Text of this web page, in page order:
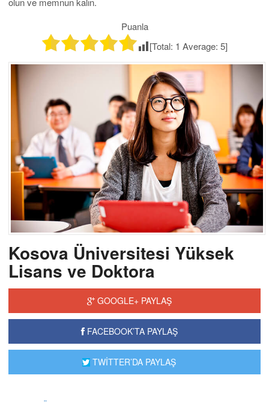
Puanla
[Total: 1 Average: 5]
Kosova Üniversitesi Yüksek
Lisans ve Doktora
GOOGLE+ PAYLAŞ
FACEBOOK’TA PAYLAŞ
TWİTTER’DA PAYLAŞ